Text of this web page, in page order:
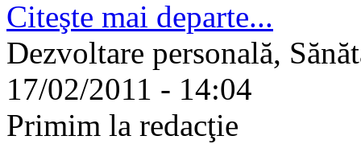
Citeşte mai departe...
Dezvoltare personală,
17/02/2011 - 14:04
Primim la redacţie